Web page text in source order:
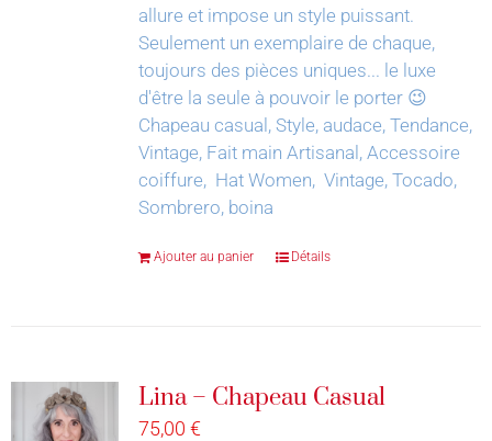
allure et impose un style puissant.
Seulement un exemplaire de chaque,
toujours des pièces uniques... le luxe
d'être la seule à pouvoir le porter 😉
Chapeau casual, Style, audace, Tendance,
Vintage, Fait main Artisanal, Accessoire
coiffure, Hat Women, Vintage, Tocado,
Sombrero, boina
Ajouter au panier Détails
Lina – Chapeau Casual
75,00 €